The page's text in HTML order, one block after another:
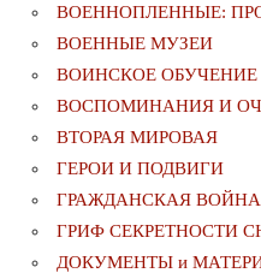
ВОЕННОПЛЕННЫЕ:
ВОЕННЫЕ МУЗЕИ
ВОИНСКОЕ ОБУЧЕНИЕ
ВОСПОМИНАНИЯ И
ВТОРАЯ МИРОВАЯ
ГЕРОИ И ПОДВИГИ
ГРАЖДАНСКАЯ ВОЙНА
ГРИФ СЕКРЕТНОСТИ
ДОКУМЕНТЫ и